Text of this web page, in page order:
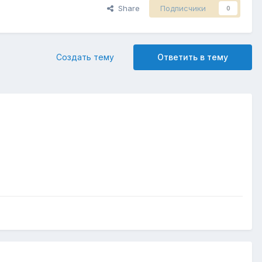
Share Подписчики 0
Ответить в тему
Создать тему